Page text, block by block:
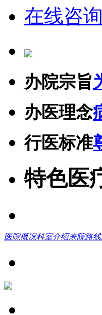
在线咨询
办院宗旨
办医理念
行医标准
特色医
医院概况科室介绍来院路线